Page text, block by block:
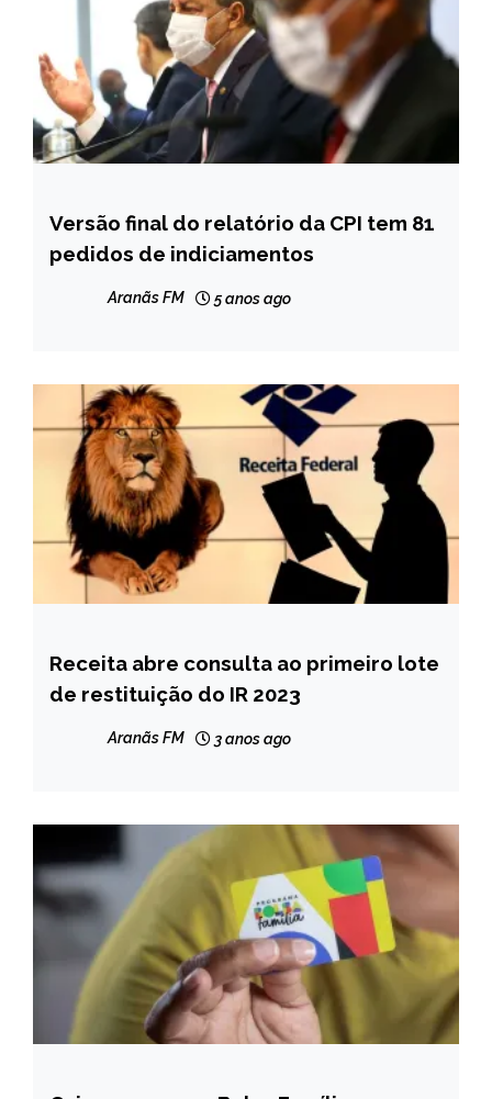
BRASIL
NOTÍCIAS
Versão final do relatório da CPI tem 81
pedidos de indiciamentos
Aranãs FM 5 anos ago
BRASIL
CAPELINHA
Receita abre consulta ao primeiro lote
de restituição do IR 2023
Aranãs FM 3 anos ago